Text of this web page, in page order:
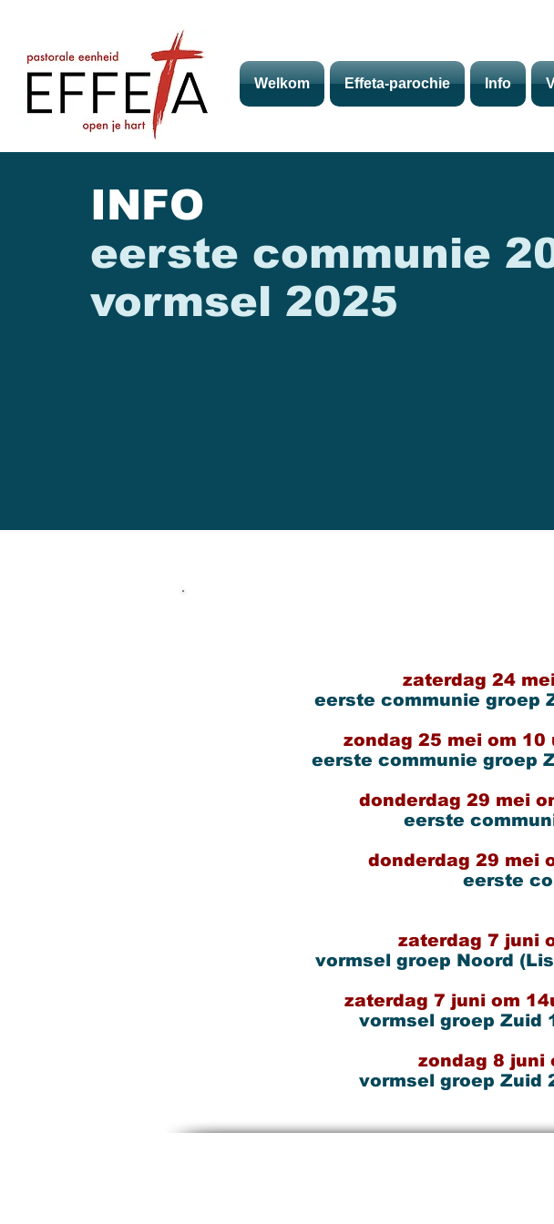
Welkom Effeta-parochie Info
BELIEVE
SPIRIT
INFO
eerste communie
vormsel 2025
Wednesday, February 25 at 15:00
zaterdag 24
eerste communie groep
zondag 25 mei om
eerste communie groep
donderdag 29 mei
eerste
donderdag 29 mei
eerste
zaterdag 7 juni
vormsel groep Noord
zaterdag 7 juni om
vormsel groep Zuid
zondag 8 juni
vormsel groep Zuid